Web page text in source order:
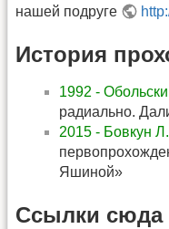
нашей подруге
История
1992 -
радиально.
2015 - Бовкун
Яшиной»
Ссылки сюда